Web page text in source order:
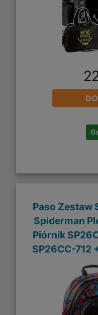
Paso Zestaw
Spiderman
Piórnik
SP26CC-712